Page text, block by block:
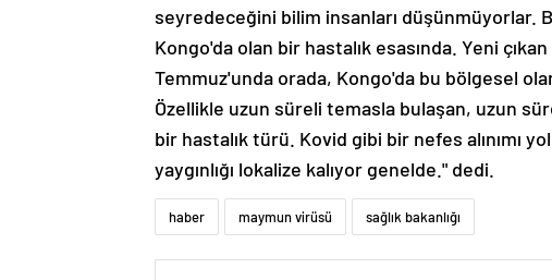
seyredeceğini bilim insanları düşünmüyorlar.
Kongo'da olan bir hastalık esasında. Yeni
Temmuz'unda orada, Kongo'da bu bölgesel
Özellikle uzun süreli temasla bulaşan, uzun
bir hastalık türü. Kovid gibi bir nefes alınımı
yaygınlığı lokalize kalıyor genelde." dedi.
haber maymun virüsü sağlık bakanlığı